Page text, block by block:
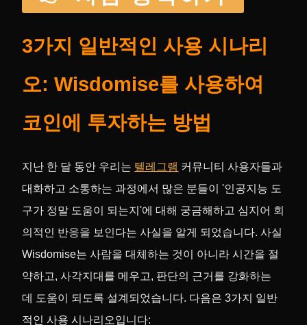
3가지 일반적인 사용 시나리
오: Wisdomise를 사용하여
코인에 투자하는 방법
지난 한 달 동안 우리는 텔레그램 커뮤니티 사용자들과
대화하고 소통하는 과정에서 많은 분들이 '인공지능 도
구가 정말 도움이 되는지'에 대해 궁금해하고 심지어 회
의적인 반응을 보인다는 사실을 알게 되었습니다. 사실
Wisdomise는 사람을 대체하는 것이 아니라 시간을 절
약하고, 사각지대를 메우고, 판단의 근거를 강화하는
데 도움이 되도록 설계되었습니다. 다음은 3가지 일반
적인 사용 시나리오입니다: